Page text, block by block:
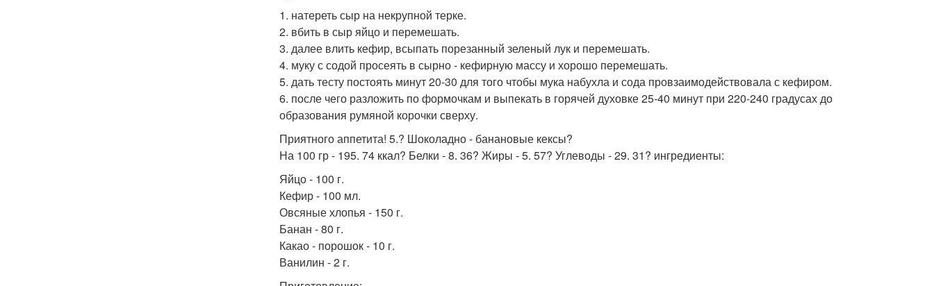
1. натереть сыр на некрупной терке.
2. вбить в сыр яйцо и перемешать.
3. далее влить кефир, всыпать порезанный зеленый лук и перемешать.
4. муку с содой просеять в сырно - кефирную массу и хорошо перемешать.
5. дать тесту постоять минут 20-30 для того чтобы мука набухла и сода провзаимодействовала с кефиром.
6. после чего разложить по формочкам и выпекать в горячей духовке 25-40 минут при 220-240 градусах до
образования румяной корочки сверху.
Приятного аппетита! 5.? Шоколадно - банановые кексы?
На 100 гр - 195. 74 ккал? Белки - 8. 36? Жиры - 5. 57? Углеводы - 29. 31? ингредиенты:
Яйцо - 100 г.
Кефир - 100 мл.
Овсяные хлопья - 150 г.
Банан - 80 г.
Какао - порошок - 10 г.
Ванилин - 2 г.